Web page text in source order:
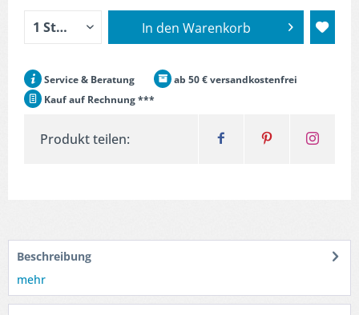
In den Warenkorb
Service & Beratung
ab 50 € versandkostenfrei
Kauf auf Rechnung ***
Produkt teilen:
Beschreibung
mehr